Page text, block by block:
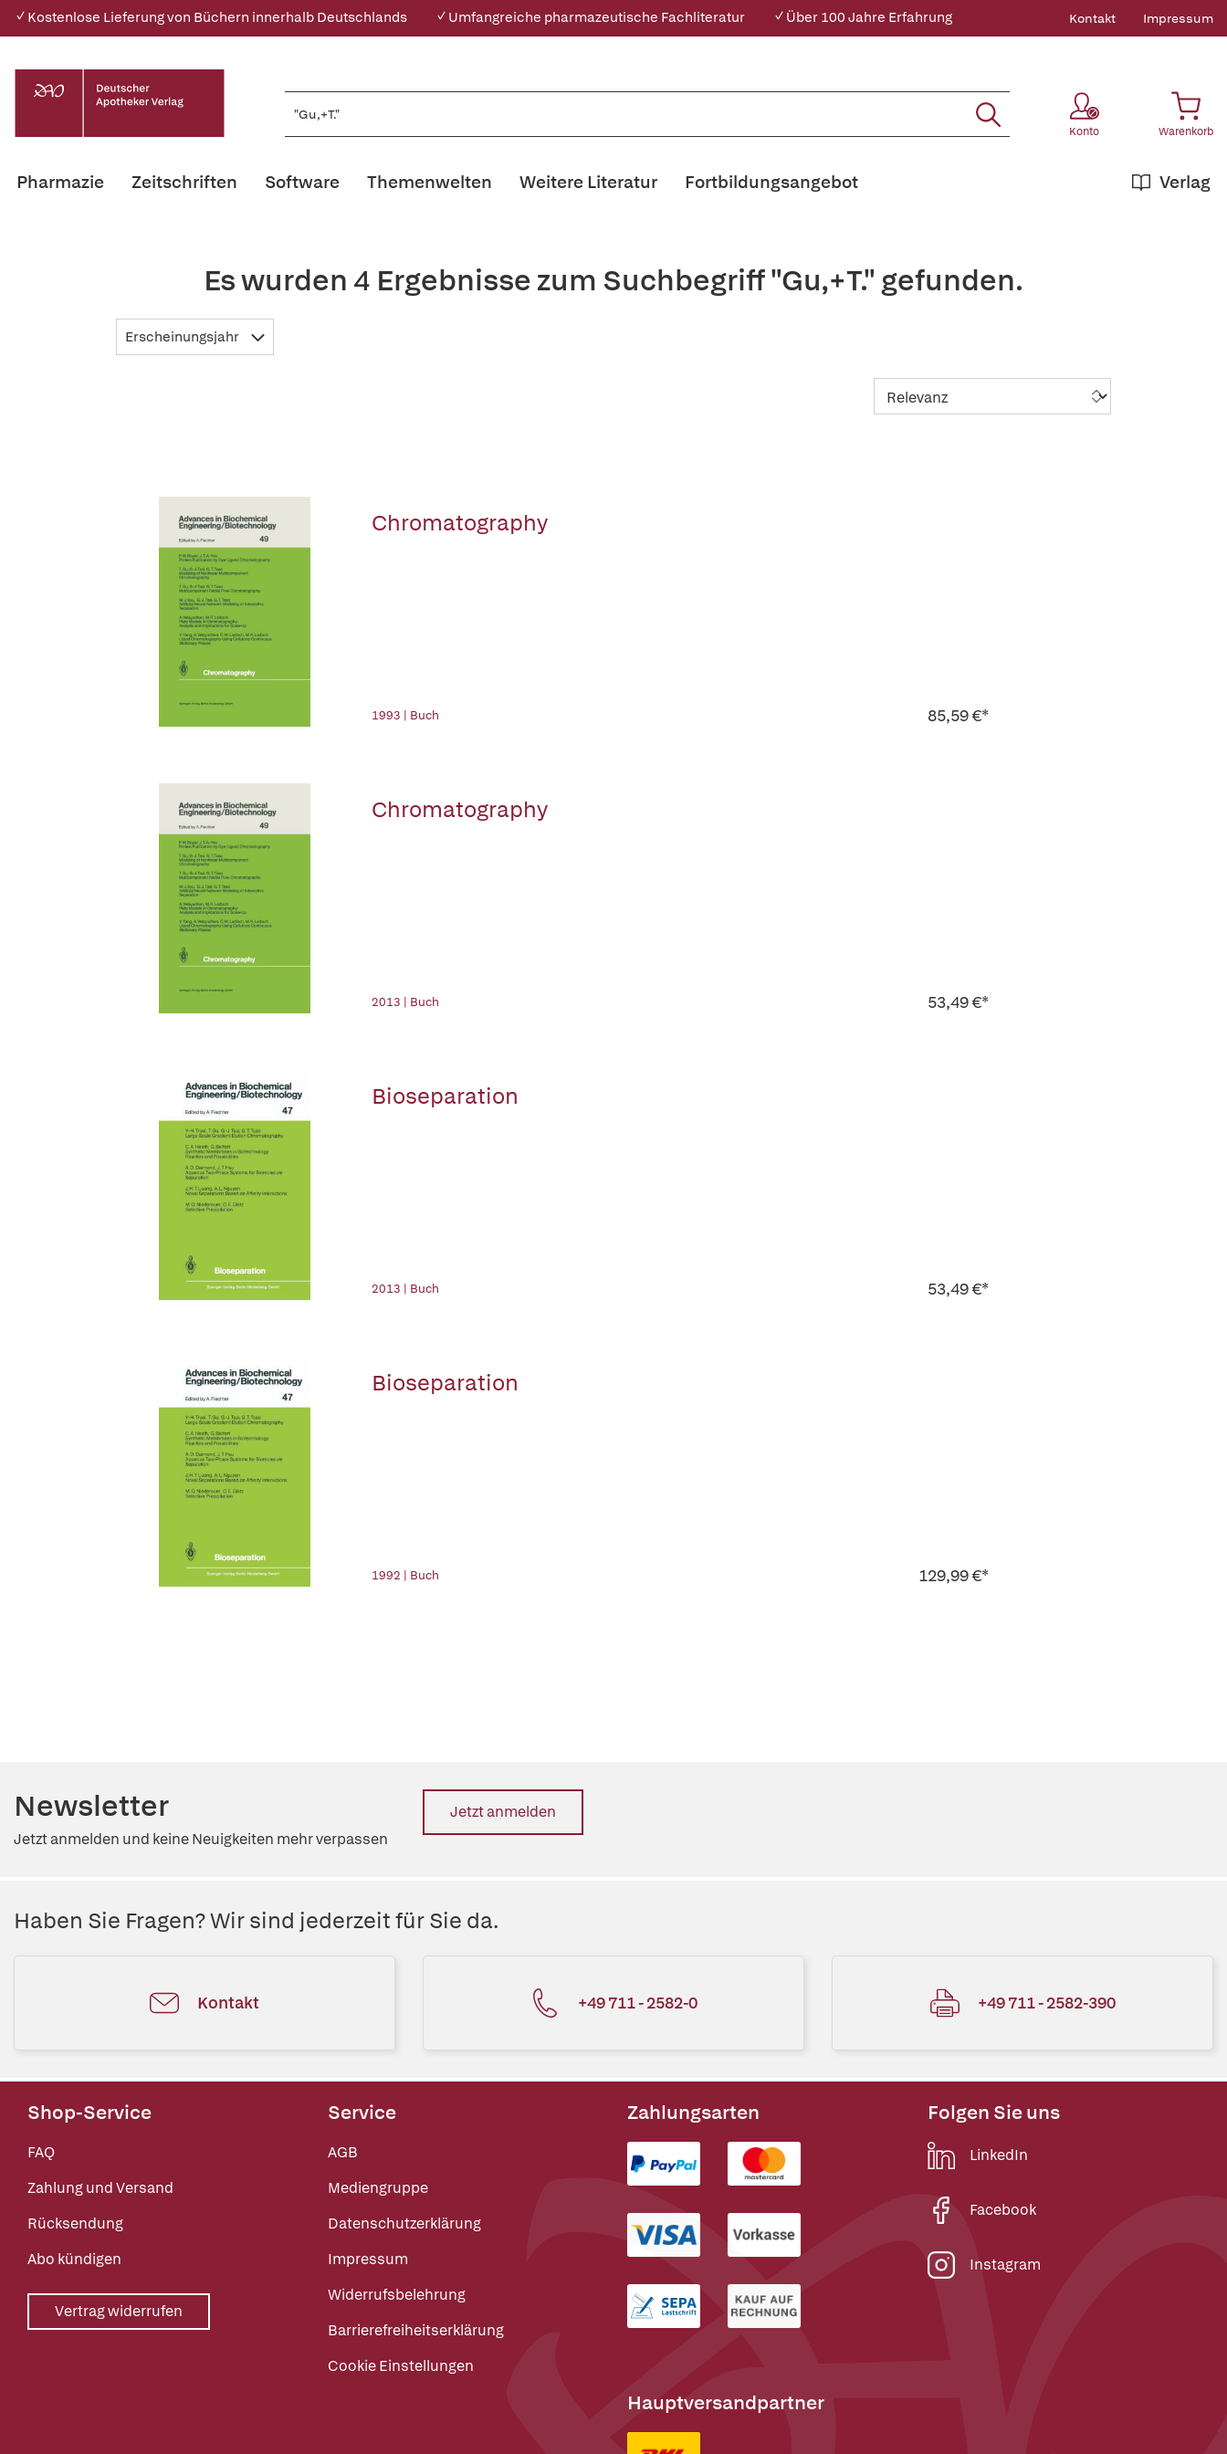
✓ Kostenlose Lieferung von Büchern innerhalb Deutschlands ✓ Umfangreiche pharmazeutische Fachliteratur ✓ Über 100 Jahre Erfahrung Kontakt Impressum
Konto Warenkorb
Pharmazie Zeitschriften Software Themenwelten Weitere Literatur Verlag
Fortbildungsangebot
Es wurden 4 Ergebnisse zum Suchbegriff "Gu,+T." gefunden.
Erscheinungsjahr
Chromatography
1993 | Buch 85,59 €*
Chromatography
2013 | Buch 53,49 €*
Bioseparation
2013 | Buch 53,49 €*
Bioseparation
1992 | Buch 129,99 €*
Newsletter
Jetzt anmelden und keine Neuigkeiten mehr verpassen
Jetzt anmelden
Haben Sie Fragen? Wir sind jederzeit für Sie da.
Kontakt +49 711 - 2582-0 +49 711 - 2582-390
Shop-Service
FAQ
Zahlung und Versand
Rücksendung
Abo kündigen
Vertrag widerrufen
Service
AGB
Mediengruppe
Datenschutzerklärung
Impressum
Widerrufsbelehrung
Barrierefreiheitserklärung
Cookie Einstellungen
Zahlungsarten
Hauptversandpartner
Folgen Sie uns
LinkedIn
Facebook
Instagram